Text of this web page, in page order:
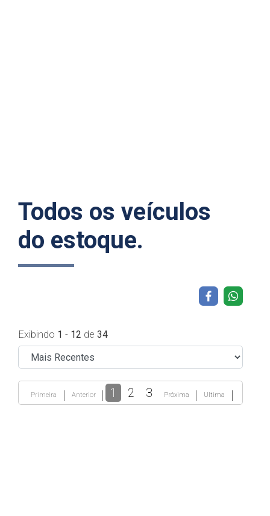
Todos os veículos
do estoque.
Exibindo 1 - 12 de 34
Primeira Anterior 1 2 3 Próxima Ultima